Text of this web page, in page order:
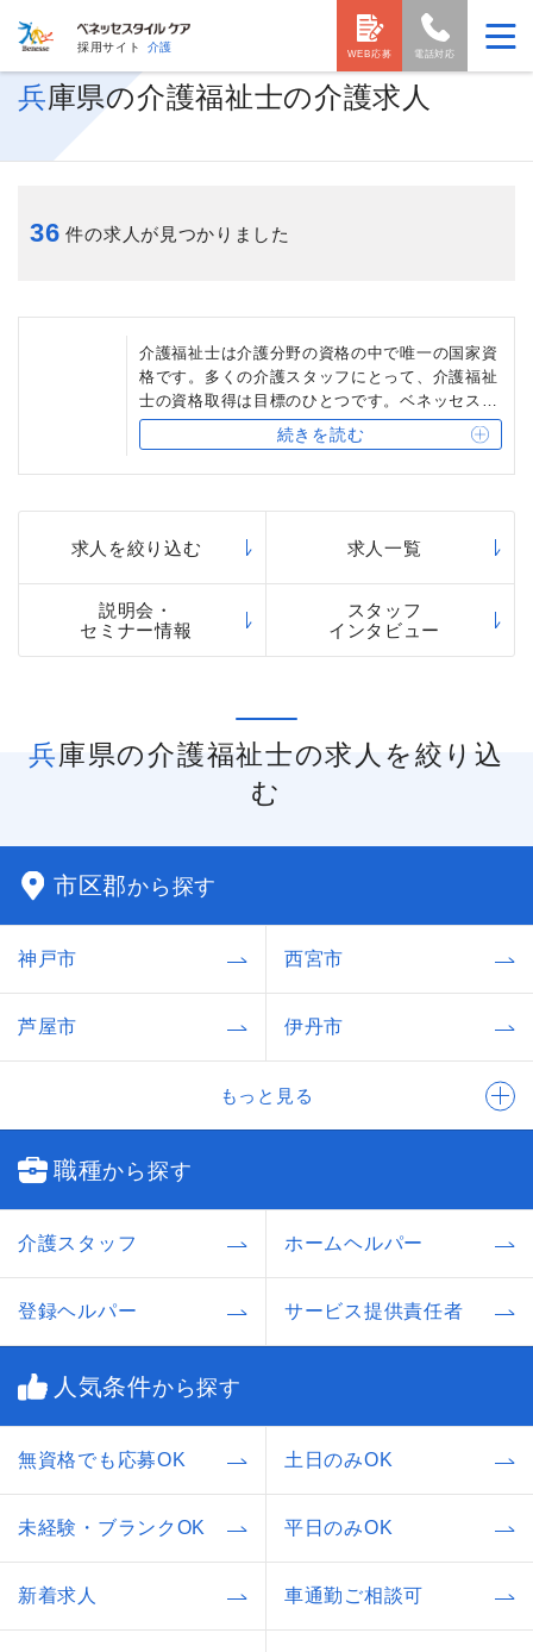
採用サイト 介護
電話対応
WEB応募
兵庫県の介護福祉士の介護求人
36 件の求人が見つかりました
介護福祉士は介護分野の資格の中で唯一の国家資
格です。多くの介護スタッフにとって、介護福祉
士の資格取得は目標のひとつです。ベネッセスタ
イルケアを始め、介護福祉士保有者には相当の資
格手当を支給する介護事業会社も少なくなく、ま
た、他の介護事業会社への転職時にも有利になる
続きを読む
求人を絞り込む 求人一覧
説明会・
セミナー情報
スタッフ
インタビュー
兵庫県の介護福祉士の求人を絞り込
む
市区郡から探す
神戸市 西宮市
芦屋市 伊丹市
もっと見る
職種から探す
介護スタッフ ホームヘルパー
登録ヘルパー サービス提供責任者
人気条件から探す
無資格でも応募OK 土日のみOK
未経験・ブランクOK 平日のみOK
新着求人 車通勤ご相談可